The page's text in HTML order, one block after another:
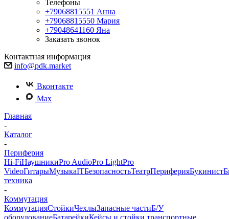
Телефоны
+79068815551 Анна
+79068815550 Мария
+79048641160 Яна
Заказать звонок
Контактная информация
info@pdk.market
Вконтакте
Max
Главная
-
Каталог
-
Периферия
Hi-FiНаушникиPro AudioPro LightPro
VideoГитарыМузыкаITБезопасностьТеатрПериферияБукинист
техника
-
Коммутация
КоммутацияСтойкиЧехлыЗапасные частиБ/У
оборудованиеБатарейкиКейсы и стойки транспортные